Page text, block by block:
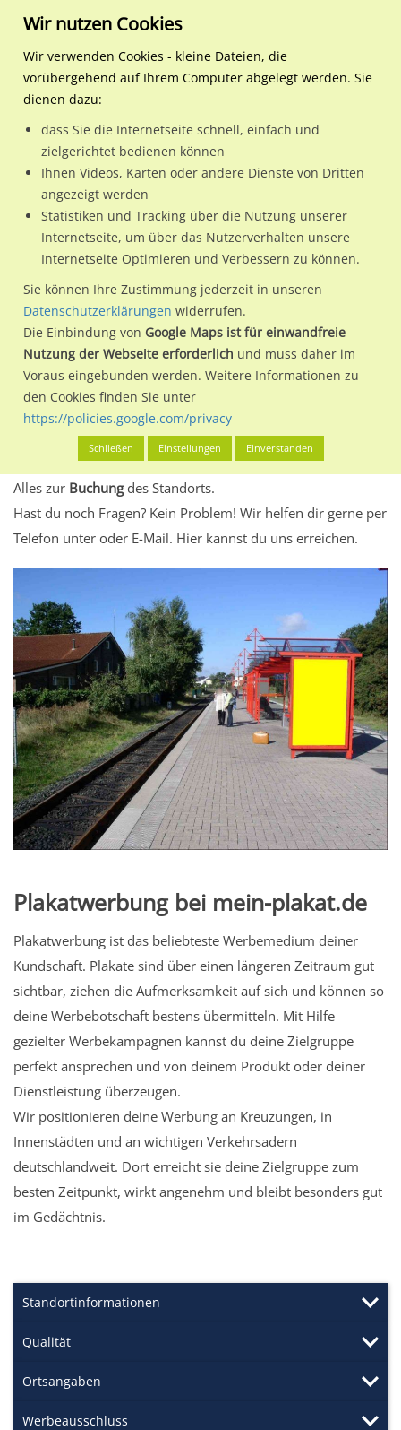
Regionale Plakatwerbung Hamburg
Hamburg, Freie und
AKN-Bf Barmstedt,
Nutze günstige Werbemöglichkeiten am Standort AKN-Bf
Barmstedt, Bstg., Ri. Kaltenkirchen, We.Li.im Ortsteil
Barmstedt)in Hamburg, Freie und Hansestadt.
Wir erheben für jede unserer Werbeflächen individuelle und
aktuelleStandortinformationenundLeistungswerte. Damit
kannst du dich schon vor der Buchung im Detail über den
Standort, seine Reichweite und Werbewirkung sowie
eventuelle Beschränkungen in den zugelassenen
Werbeinhalten informieren.
Alles klar? Dann findest du direkt im unteren Teil dieser Seite
Alles zur Buchungdes Standorts.
Hast du noch Fragen? Kein Problem! Wir helfen dir gerne per
Telefon unter oder E-Mail. Hier kannst du uns erreichen.
Plakatwerbung bei mein-plakat.de
Plakatwerbung ist das beliebteste Werbemedium deiner
Kundschaft. Plakate sind über einen längeren Zeitraum gut
sichtbar, ziehen die Aufmerksamkeit auf sich und können so
deine Werbebotschaft bestens übermitteln. Mit Hilfe
gezielter Werbekampagnen kannst du deine Zielgruppe
perfekt ansprechen und von deinem Produkt oder deiner
Dienstleistung überzeugen.
Wir positionieren deine Werbung an Kreuzungen, in
Innenstädten und an wichtigen Verkehrsadern
deutschlandweit. Dort erreicht sie deine Zielgruppe zum
besten Zeitpunkt, wirkt angenehm und bleibt besonders gut
im Gedächtnis.
Standortinformationen
Qualität
Ortsangaben
Werbeausschluss
Wir nutzen Cookies
Wir verwenden Cookies - kleine Dateien, die
vorübergehend auf Ihrem Computer abgelegt werden. Sie
dienen dazu:
dass Sie die Internetseite schnell, einfach und
zielgerichtet bedienen können
Ihnen Videos, Karten oder andere Dienste von Dritten
angezeigt werden
Statistiken und Tracking über die Nutzung unserer
Internetseite, um über das Nutzerverhalten unsere
Internetseite Optimieren und Verbessern zu können.
Sie können Ihre Zustimmung jederzeit in unseren
Datenschutzerklärungen widerrufen.
Die Einbindung von Google Maps ist für einwandfreie
Nutzung der Webseite erforderlich und muss daher im
Voraus eingebunden werden. Weitere Informationen zu
den Cookies finden Sie unter
https://policies.google.com/privacy
Schließen Einstellungen Einverstanden